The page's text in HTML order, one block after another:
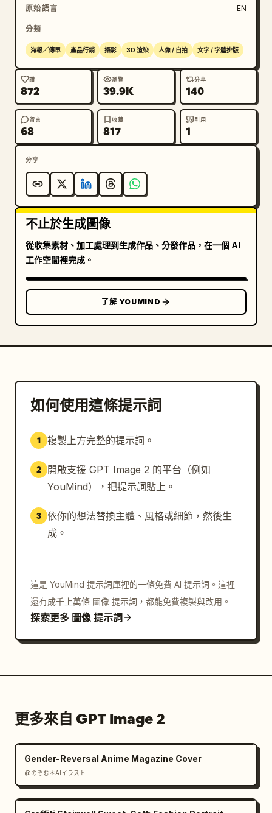
原始語言 EN
分類
海報／傳單 產品行銷 攝影 3D 渲染 人像 / 自拍 文字 / 字體排版
讚
872
瀏覽
39.9K
分享
140
留言
68
收藏
817
引用
1
分享
不止於生成圖像
從收集素材、加工處理到生成作品、分發作品，在一個 AI
工作空間裡完成。
了解 YOUMIND
如何使用這條提示詞
1 複製上方完整的提示詞。
2
開啟支援 GPT Image 2 的平台（例如
YouMind），把提示詞貼上。
3 依你的想法替換主體、風格或細節，然後生
成。
這是 YouMind 提示詞庫裡的一條免費 AI 提示詞。這裡
還有成千上萬條 圖像 提示詞，都能免費複製與改用。
探索更多 圖像 提示詞
更多來自 GPT Image 2
Gender-Reversal Anime Magazine Cover
@のぞむ＊AIイラスト